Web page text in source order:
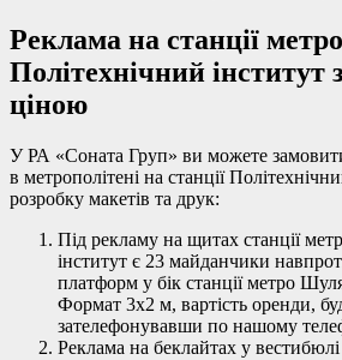
Реклама на станції метро
Політехнічний
ціною
У РА «Соната Груп» ви можете
в метрополітені на станції
розробку макетів та друк:
Під рекламу на щитах станції
інститут є 23 майданчики
платформ у бік станції метро
Формат 3х2 м, вартість оренди,
зателефонувавши по нашому
Реклама на беклайтах у вестибюлі